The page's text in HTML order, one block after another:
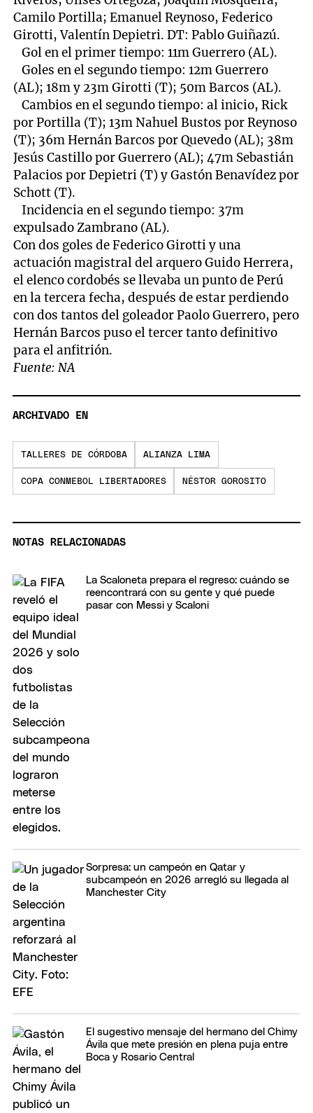
Camilo Portilla; Emanuel Reynoso, Federico
Girotti, Valentín Depietri. DT: Pablo Guiñazú.
Gol en el primer tiempo: 11m Guerrero (AL).
Goles en el segundo tiempo: 12m Guerrero
(AL); 18m y 23m Girotti (T); 50m Barcos (AL).
Cambios en el segundo tiempo: al inicio, Rick
por Portilla (T); 13m Nahuel Bustos por Reynoso
(T); 36m Hernán Barcos por Quevedo (AL); 38m
Jesús Castillo por Guerrero (AL); 47m Sebastián
Palacios por Depietri (T) y Gastón Benavídez por
Schott (T).
Incidencia en el segundo tiempo: 37m
expulsado Zambrano (AL).
Con dos goles de Federico Girotti y una
actuación magistral del arquero Guido Herrera,
el elenco cordobés se llevaba un punto de Perú
en la tercera fecha, después de estar perdiendo
con dos tantos del goleador Paolo Guerrero, pero
Hernán Barcos puso el tercer tanto definitivo
para el anfitrión.
Fuente: NA
ARCHIVADO EN
TALLERES DE CÓRDOBA ALIANZA LIMA
COPA CONMEBOL LIBERTADORES NÉSTOR GOROSITO
NOTAS RELACIONADAS
La Scaloneta prepara el regreso: cuándo se
reencontrará con su gente y qué puede
pasar con Messi y Scaloni
Sorpresa: un campeón en Qatar y
subcampeón en 2026 arregló su llegada al
Manchester City
El sugestivo mensaje del hermano del Chimy
Ávila que mete presión en plena puja entre
Boca y Rosario Central